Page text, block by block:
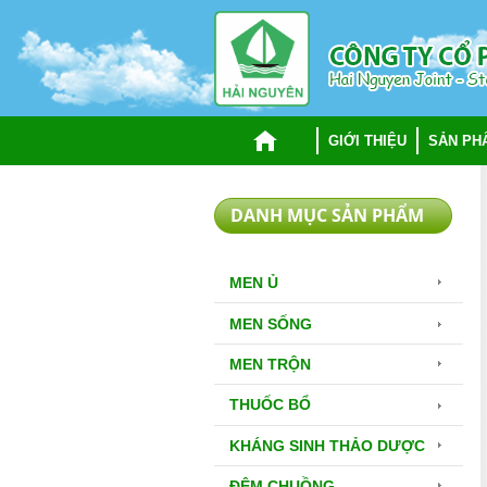
TRANG CHỦ GIỚI THIỆU SẢN
DANH MỤC SẢN PHẨM
MEN Ủ
MEN SỐNG
MEN TRỘN
THUỐC BỔ
KHÁNG SINH THẢO DƯỢC